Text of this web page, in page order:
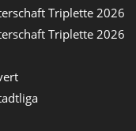
Triplette 2026
Triplette 2026